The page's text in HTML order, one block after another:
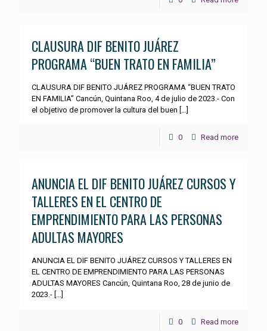
CLAUSURA DIF BENITO JUÁREZ
PROGRAMA “BUEN TRATO EN FAMILIA”
CLAUSURA DIF BENITO JUÁREZ PROGRAMA “BUEN TRATO
EN FAMILIA” Cancún, Quintana Roo, 4 de julio de 2023.- Con
el objetivo de promover la cultura del buen […]
0 Read more
ANUNCIA EL DIF BENITO JUÁREZ CURSOS Y
TALLERES EN EL CENTRO DE
EMPRENDIMIENTO PARA LAS PERSONAS
ADULTAS MAYORES
ANUNCIA EL DIF BENITO JUÁREZ CURSOS Y TALLERES EN
EL CENTRO DE EMPRENDIMIENTO PARA LAS PERSONAS
ADULTAS MAYORES Cancún, Quintana Roo, 28 de junio de
2023.- […]
0 Read more